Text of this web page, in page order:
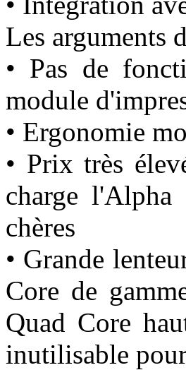
Les arguments
• Pas de
module
• Ergonomie
• Prix très
charge l'Alpha
chères
• Grande
Core de
Quad Core
inutilisable